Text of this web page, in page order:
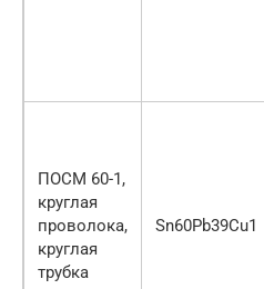
ПОСМ 60-1,
круглая
проволока,
круглая
трубка
Sn60Pb39Cu1